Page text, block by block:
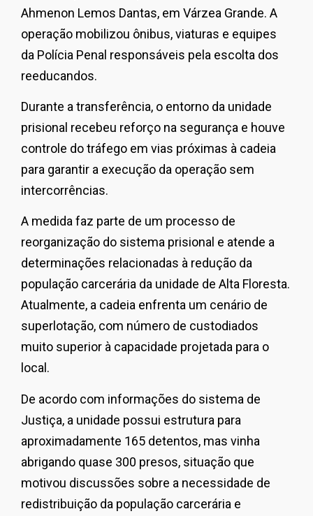
Ahmenon Lemos Dantas, em Várzea Grande. A
operação mobilizou ônibus, viaturas e equipes
da Polícia Penal responsáveis pela escolta dos
reeducandos.
Durante a transferência, o entorno da unidade
prisional recebeu reforço na segurança e houve
controle do tráfego em vias próximas à cadeia
para garantir a execução da operação sem
intercorrências.
A medida faz parte de um processo de
reorganização do sistema prisional e atende a
determinações relacionadas à redução da
população carcerária da unidade de Alta Floresta.
Atualmente, a cadeia enfrenta um cenário de
superlotação, com número de custodiados
muito superior à capacidade projetada para o
local.
De acordo com informações do sistema de
Justiça, a unidade possui estrutura para
aproximadamente 165 detentos, mas vinha
abrigando quase 300 presos, situação que
motivou discussões sobre a necessidade de
redistribuição da população carcerária e